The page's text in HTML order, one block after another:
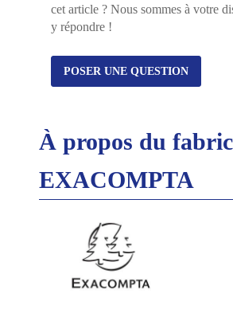
cet article ? Nous sommes à votre
y répondre !
POSER UNE QUESTION
À propos du
EXACOMPTA